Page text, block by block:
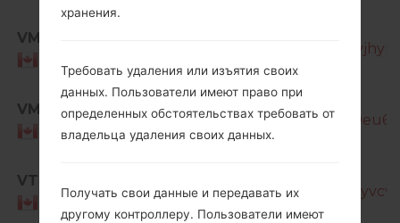
VMC
VMC
Canada
SM-
VTR
Canada
хранения.
Требовать удаления или изъятия своих
данных. Пользователи имеют право при
определенных обстоятельствах требовать от
владельца удаления своих данных.
Получать свои данные и передавать их
другому контроллеру. Пользователи имеют